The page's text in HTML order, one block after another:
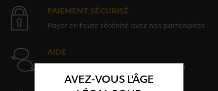
AVEZ-VOUS L'ÂGE
PAIEMENT SÉCURISÉ
Payer en toute sérénité avec nos partenaires
AIDE
Nos conseillers sont à votre disposition